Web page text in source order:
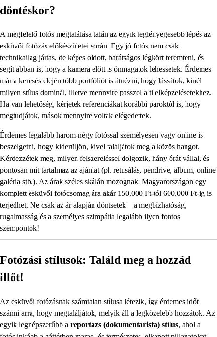
döntéskor?
A megfelelő fotós megtalálása talán az egyik leglényegesebb lépés az
esküvői fotózás előkészületei során. Egy jó fotós nem csak
technikailag jártas, de képes oldott, barátságos légkört teremteni, és
segít abban is, hogy a kamera előtt is önmagatok lehessetek. Érdemes
már a keresés elején több portfóliót is átnézni, hogy lássátok, kinél
milyen stílus dominál, illetve mennyire passzol a ti elképzelésetekhez.
Ha van lehetőség, kérjetek referenciákat korábbi pároktól is, hogy
megtudjátok, mások mennyire voltak elégedettek.
Érdemes legalább három-négy fotóssal személyesen vagy online is
beszélgetni, hogy kiderüljön, kivel találjátok meg a közös hangot.
Kérdezzétek meg, milyen felszereléssel dolgozik, hány órát vállal, és
pontosan mit tartalmaz az ajánlat (pl. retusálás, pendrive, album, online
galéria stb.). Az árak széles skálán mozognak: Magyarországon egy
komplett esküvői fotócsomag ára akár 150.000 Ft-tól 600.000 Ft-ig is
terjedhet. Ne csak az ár alapján döntsetek – a megbízhatóság,
rugalmasság és a személyes szimpátia legalább ilyen fontos
szempontok!
Fotózási stílusok: Találd meg a hozzád
illőt!
Az esküvői fotózásnak számtalan stílusa létezik, így érdemes időt
szánni arra, hogy megtaláljátok, melyik áll a legközelebb hozzátok. Az
egyik legnépszerűbb a reportázs (dokumentarista) stílus, ahol a